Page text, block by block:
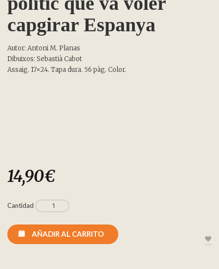
capgirar Espanya
Autor: Antoni M. Planas
Dibuixos: Sebastià Cabot
Assaig. 17×24. Tapa dura. 56 pàg. Color.
14,90€
Cantidad
AÑADIR AL CARRITO